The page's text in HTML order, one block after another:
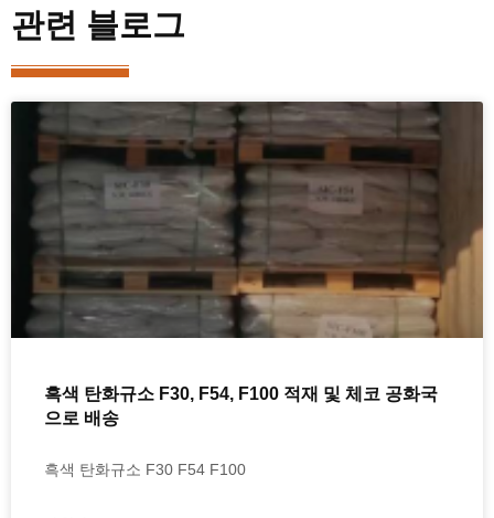
관련 블로그
흑색 탄화규소 F30, F54, F100 적재 및 체코 공화국
으로 배송
흑색 탄화규소 F30 F54 F100